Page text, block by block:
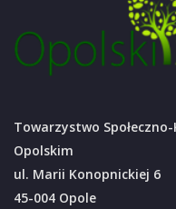
Towarzystwo
Opolskim
ul. Marii Konopnickiej 6
45-004 Opole